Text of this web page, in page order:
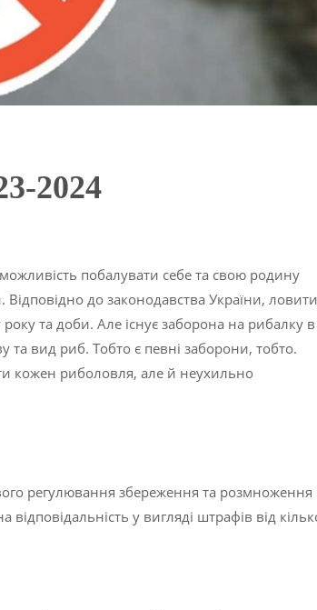
2024
побалувати себе та свою родину
до законодавства України, ловити
та доби. Але існує заборона на рибалку в
вид риб. Тобто є певні заборони, тобто.
кожен риболовля, але й неухильно
регулювання збереження та розмноження
у вигляді штрафів від